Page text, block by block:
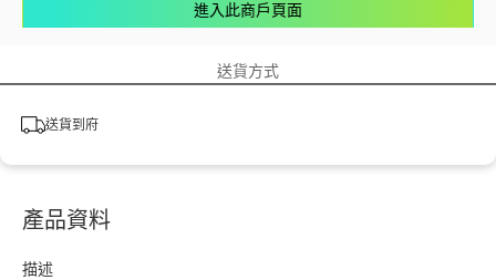
進入此商戶頁面
送貨方式
送貨到府
產品資料
描述